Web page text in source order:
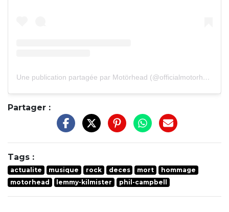
Une publication partagée par Motörhead (@officialmotorhead)
Partager :
Tags :
actualite musique rock deces mort
hommage
motorhead
lemmy-kilmister phil-campbell